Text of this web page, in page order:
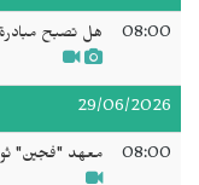
08:00 هل تصبح مبادرة
29/06/2026
08:00 معهد "فجين"